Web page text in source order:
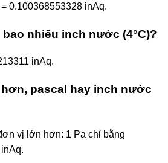
0.100368553328 inAq.
nhiêu inch nước (4°C)?
inAq.
pascal hay inch nước
vị lớn hơn: 1 Pa chỉ bằng